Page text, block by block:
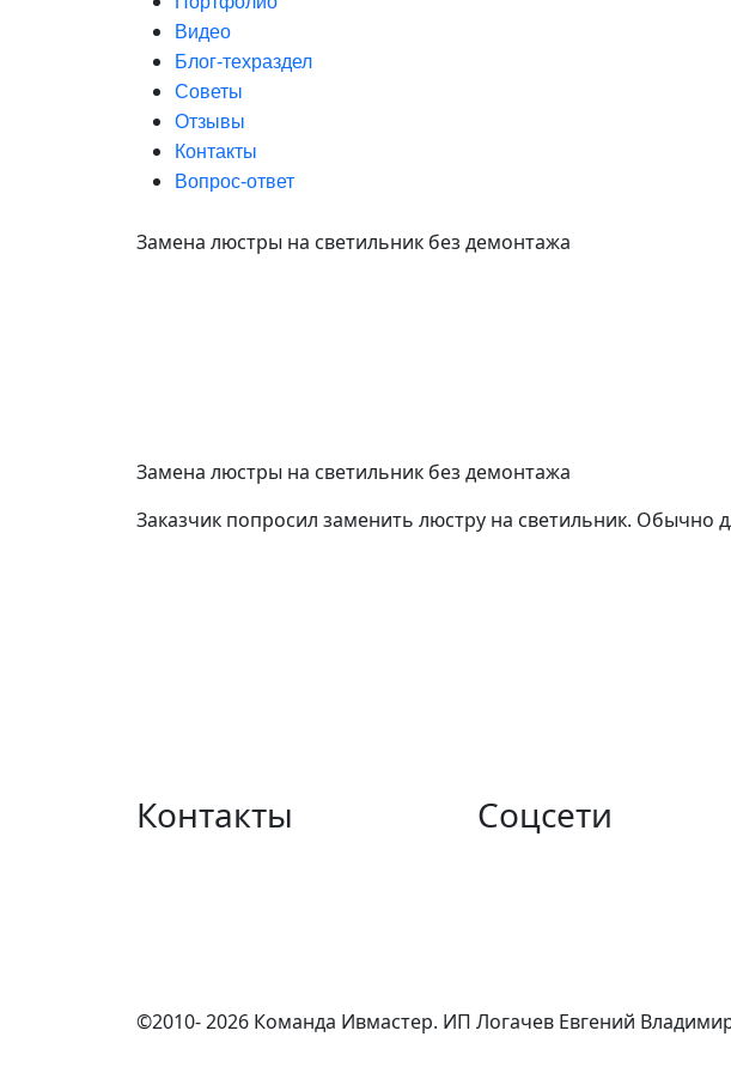
Видео
Блог-техраздел
Советы
Отзывы
Контакты
Вопрос-ответ
Замена люстры на светильник без демонтажа
Замена люстры на светильник без демонтажа
Заказчик попросил заменить люстру на светильник.
Контакты Соцсети
©2010- 2026 Команда Ивмастер. ИП Логачев Евгений